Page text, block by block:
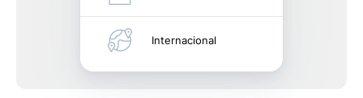
Internacional